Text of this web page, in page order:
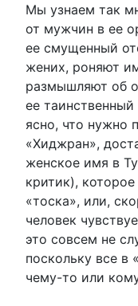
Мы узнаем так
от мужчин в ее
ее смущенный
жених, роняют
размышляют об
ее
ясно, что нужно
«Хиджран»,
женское имя в
критик),
«тоска», или,
человек
это совсем не
поскольку все в
чему-то или